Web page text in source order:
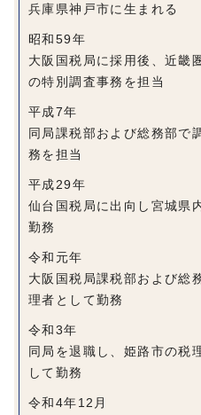
兵庫県神戸市に生まれる
昭和59年
大阪国税局に採用後、近畿
の特別調査事務を担当
平成7年
同局課税部および総務部で
務を担当
平成29年
仙台国税局に出向し宮城県
勤務
令和元年
大阪国税局課税部および総
理者として勤務
令和3年
同局を退職し、姫路市の税
して勤務
令和4年12月